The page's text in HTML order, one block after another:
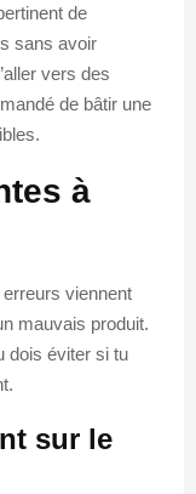
de
sans avoir
vers des
de bâtir une
à
erreurs viennent
mauvais produit.
dois éviter si tu
sur le